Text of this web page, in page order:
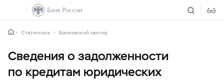
Статистика Банковский сектор
Сведения о задолженности
по кредитам юридических